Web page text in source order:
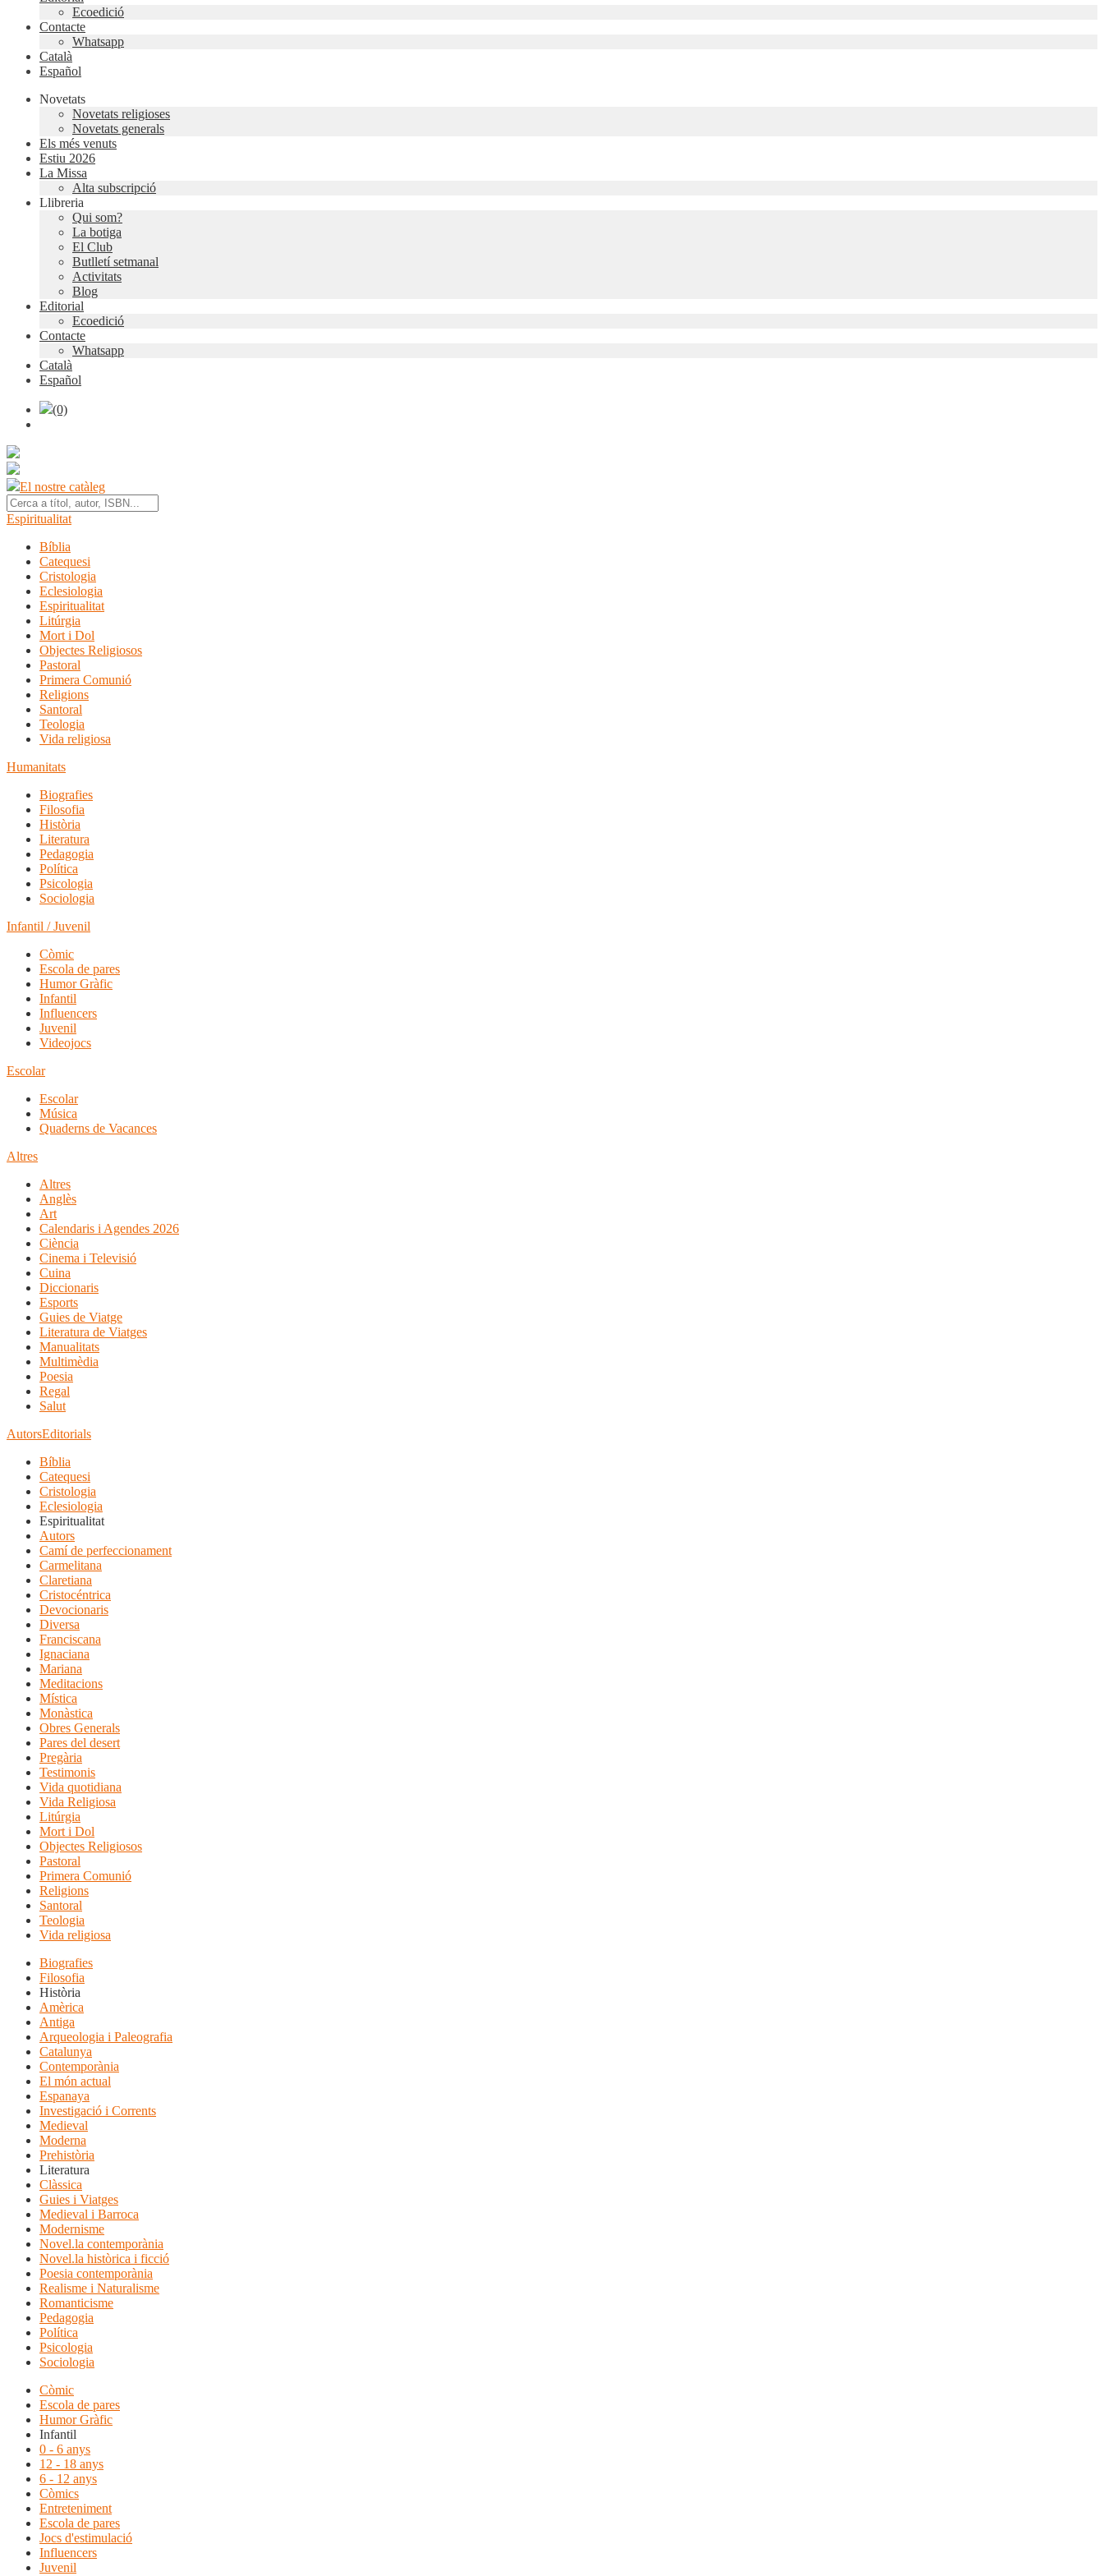
Ecoedició
Contacte
Whatsapp
Català
Español
Novetats
Novetats religioses
Novetats generals
Els més venuts
Estiu 2026
La Missa
Alta subscripció
Llibreria
Qui som?
La botiga
El Club
Butlletí setmanal
Activitats
Blog
Editorial
Ecoedició
Contacte
Whatsapp
Català
Español
(0)
El nostre catàleg
Espiritualitat
Bíblia
Catequesi
Cristologia
Eclesiologia
Espiritualitat
Litúrgia
Mort i Dol
Objectes Religiosos
Pastoral
Primera Comunió
Religions
Santoral
Teologia
Vida religiosa
Humanitats
Biografies
Filosofia
Història
Literatura
Pedagogia
Política
Psicologia
Sociologia
Infantil / Juvenil
Còmic
Escola de pares
Humor Gràfic
Infantil
Influencers
Juvenil
Videojocs
Escolar
Escolar
Música
Quaderns de Vacances
Altres
Altres
Anglès
Art
Calendaris i Agendes 2026
Ciència
Cinema i Televisió
Cuina
Diccionaris
Esports
Guies de Viatge
Literatura de Viatges
Manualitats
Multimèdia
Poesia
Regal
Salut
AutorsEditorials
Bíblia
Catequesi
Cristologia
Eclesiologia
Espiritualitat
Autors
Camí de perfeccionament
Carmelitana
Claretiana
Cristocéntrica
Devocionaris
Diversa
Franciscana
Ignaciana
Mariana
Meditacions
Mística
Monàstica
Obres Generals
Pares del desert
Pregària
Testimonis
Vida quotidiana
Vida Religiosa
Litúrgia
Mort i Dol
Objectes Religiosos
Pastoral
Primera Comunió
Religions
Santoral
Teologia
Vida religiosa
Biografies
Filosofia
Història
Amèrica
Antiga
Arqueologia i Paleografia
Catalunya
Contemporània
El món actual
Espanaya
Investigació i Corrents
Medieval
Moderna
Prehistòria
Literatura
Clàssica
Guies i Viatges
Medieval i Barroca
Modernisme
Novel.la contemporània
Novel.la històrica i ficció
Poesia contemporània
Realisme i Naturalisme
Romanticisme
Pedagogia
Política
Psicologia
Sociologia
Còmic
Escola de pares
Humor Gràfic
Infantil
0 - 6 anys
12 - 18 anys
6 - 12 anys
Còmics
Entreteniment
Escola de pares
Jocs d'estimulació
Influencers
Juvenil